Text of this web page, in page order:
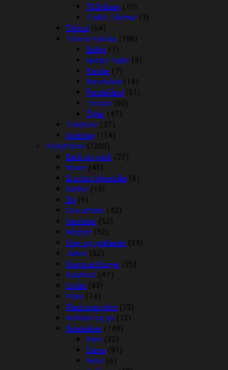
Til Boksen (10)
Trailer Tilbehør (3)
Tilskud (54)
Trenser/kandar (196)
Bidløs (7)
Hjælpe Tøjler (8)
Kandar (7)
Næsebånd (14)
Pandebånd (51)
Trenser (60)
Tøjler (47)
Træktove (37)
Underlag (114)
Til Rytteren (1200)
Back on track (27)
Bluser (45)
Brocher/slipsenåle (5)
Bælter (19)
Div (5)
Gaveartikler (42)
Handsker (52)
Hårpynt (52)
Huer og tørklæder (24)
Jakker (52)
Kramme Ponyer (25)
Kæphest (47)
Outlet (83)
Piske (74)
Plastroner/slips (12)
Reflexer og lys (13)
Ridebukser (149)
Børn (32)
Dame (91)
Herre (6)